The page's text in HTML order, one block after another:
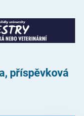
příspěvková